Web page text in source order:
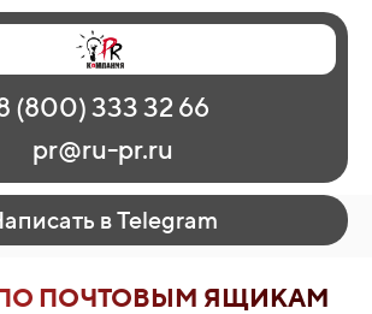
Главная
Наши работы
О рекламе
Регионы
Контакты
(800) 333 32 66
pr@ru-pr.ru
в Telegram
ПОЧТОВЫМ ЯЩИКАМ